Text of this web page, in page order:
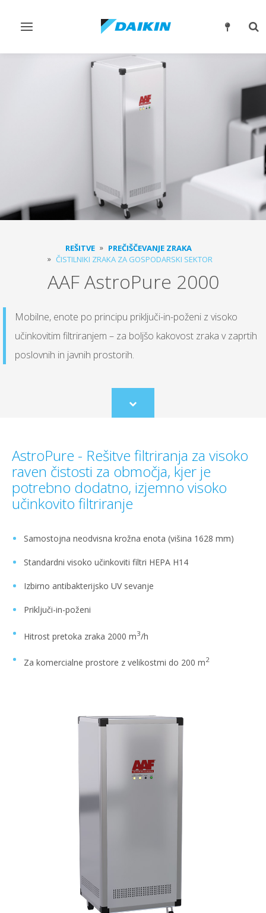
Preklop
REŠITVE
PREČIŠČEVANJE ZRAKA
ČISTILNIKI ZRAKA ZA GOSPODARSKI SEKTOR
AAF AstroPure 2000
Mobilne, enote po principu priključi-in-poženi z visoko
učinkovitim filtriranjem – za boljšo kakovost zraka v zaprtih
poslovnih in javnih prostorih.
Scroll
to
AstroPure - Rešitve filtriranja za visoko
raven čistosti za območja, kjer je
potrebno dodatno, izjemno visoko
učinkovito filtriranje
Samostojna neodvisna krožna enota (višina 1628 mm)
Standardni visoko učinkoviti filtri HEPA H14
Izbirno antibakterijsko UV sevanje
Priključi-in-poženi
Hitrost pretoka zraka 2000 m3/h
Za komercialne prostore z velikostmi do 200 m2